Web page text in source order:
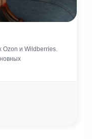
Ozon и Wildberries.